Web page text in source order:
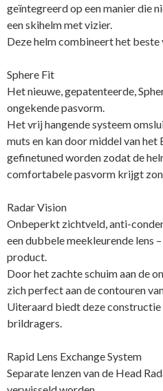
geïntegreerd op een manier die
een skihelm met vizier.
Deze helm combineert het beste
Sphere Fit
Het nieuwe, gepatenteerde,
ongekende pasvorm.
Het vrij hangende systeem
muts en kan door middel van het
gefinetuned worden zodat de
comfortabele pasvorm krijgt
Radar Vision
Onbeperkt zichtveld, anti-
een dubbele meekleurende lens
product.
Door het zachte schuim aan de
zich perfect aan de contouren
Uiteraard biedt deze
brildragers.
Rapid Lens Exchange System
Separate lenzen van de Head